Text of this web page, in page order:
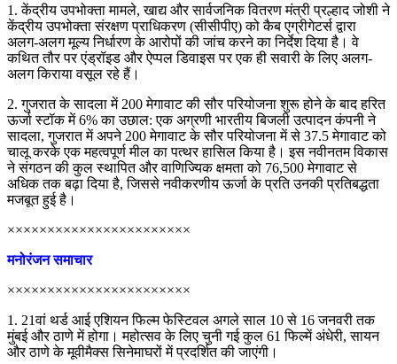
1. केंद्रीय उपभोक्ता मामले, खाद्य और सार्वजनिक वितरण मंत्री प्रल्हाद जोशी ने
केंद्रीय उपभोक्ता संरक्षण प्राधिकरण (सीसीपीए) को कैब एग्रीगेटर्स द्वारा
अलग-अलग मूल्य निर्धारण के आरोपों की जांच करने का निर्देश दिया है। वे
कथित तौर पर एंड्रॉइड और ऐप्पल डिवाइस पर एक ही सवारी के लिए अलग-
अलग किराया वसूल रहे हैं।
2. गुजरात के सादला में 200 मेगावाट की सौर परियोजना शुरू होने के बाद हरित
ऊर्जा स्टॉक में 6% का उछाल: एक अग्रणी भारतीय बिजली उत्पादन कंपनी ने
सादला, गुजरात में अपने 200 मेगावाट के सौर परियोजना में से 37.5 मेगावाट को
चालू करके एक महत्वपूर्ण मील का पत्थर हासिल किया है। इस नवीनतम विकास
ने संगठन की कुल स्थापित और वाणिज्यिक क्षमता को 76,500 मेगावाट से
अधिक तक बढ़ा दिया है, जिससे नवीकरणीय ऊर्जा के प्रति उनकी प्रतिबद्धता
मजबूत हुई है।
×××××××××××××××××××××××
मनोरंजन समाचार
×××××××××××××××××××××××
1. 21वां थर्ड आई एशियन फिल्म फेस्टिवल अगले साल 10 से 16 जनवरी तक
मुंबई और ठाणे में होगा। महोत्सव के लिए चुनी गई कुल 61 फिल्में अंधेरी, सायन
और ठाणे के मूवीमैक्स सिनेमाघरों में प्रदर्शित की जाएंगी।